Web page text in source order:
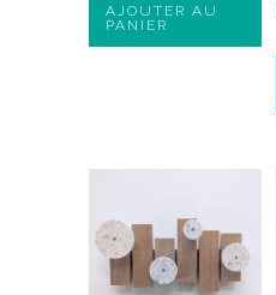
AJOUTER AU
PANIER